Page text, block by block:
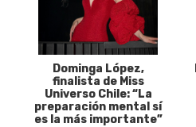
Dominga López,
finalista de Miss
Universo Chile: “La
preparación mental sí
es la más importante”